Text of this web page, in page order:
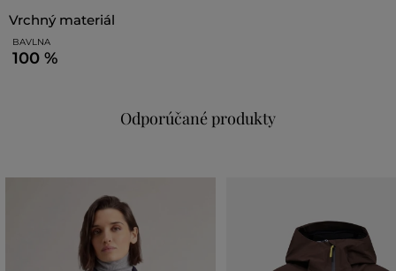
vrchný materiál
BAVLNA
100 %
Odporúčané produkty